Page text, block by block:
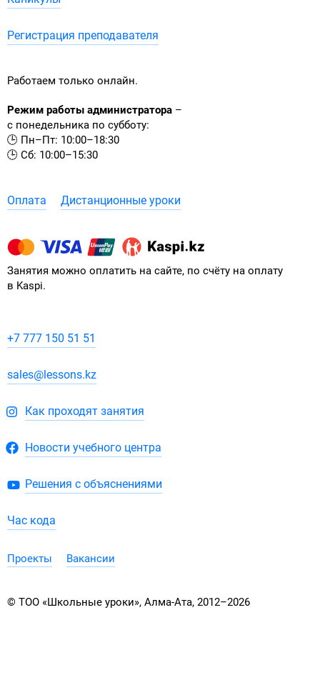
Регистрация преподавателя
Работаем только онлайн.
Режим работы администратора –
с понедельника по субботу:
🕒 Пн–Пт: 10:00–18:30
🕒 Сб: 10:00–15:30
Оплата Дистанционные уроки
Занятия можно оплатить на сайте, по счёту на оплату
в Kaspi.
+7 777 150 51 51
sales@lessons.kz
Как проходят занятия
Новости учебного центра
Решения с объяснениями
Час кода
Проекты Вакансии
© ТОО «Школьные уроки», Алма-Ата, 2012–2026